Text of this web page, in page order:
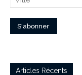
Articles Récents